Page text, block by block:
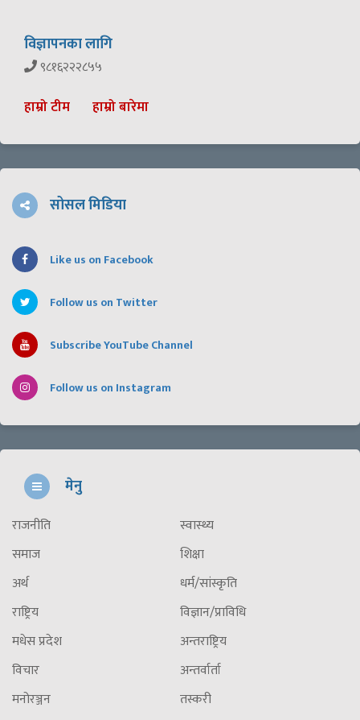
विज्ञापनका लागि
९८१६२२२८५५
हाम्रो टीम हाम्रो बारेमा
सोसल मिडिया
Like us on Facebook
Follow us on Twitter
Subscribe YouTube Channel
Follow us on Instagram
मेनु
राजनीति
समाज
अर्थ
राष्ट्रिय
मधेस प्रदेश
विचार
मनोरञ्जन
स्वास्थ्य
शिक्षा
धर्म/सांस्कृति
विज्ञान/प्राविधि
अन्तराष्ट्रिय
अन्तर्वार्ता
तस्करी